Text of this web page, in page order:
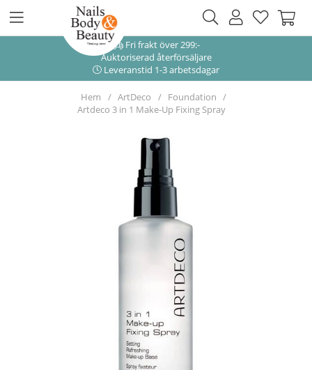
Fri frakt över 299:-
Auktoriserad återförsäljare
Leveranstid 1-3 arbetsdagar
Hem ArtDeco
Foundation
Artdeco 3 in 1 Make-Up Fixing Spray